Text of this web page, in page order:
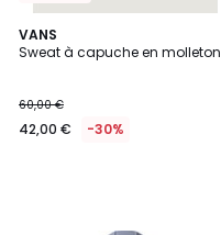
VANS
Sweat à capuche en molleton
60,00 €
42,00 € -30%